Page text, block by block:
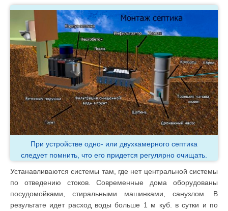
При устройстве одно- или двухкамерного септика
следует помнить, что его придется регулярно очищать.
Устанавливаются системы там, где нет центральной системы
по отведению стоков. Современные дома оборудованы
посудомойками, стиральными машинками, санузлом. В
результате идет расход воды больше 1 м куб. в сутки и по